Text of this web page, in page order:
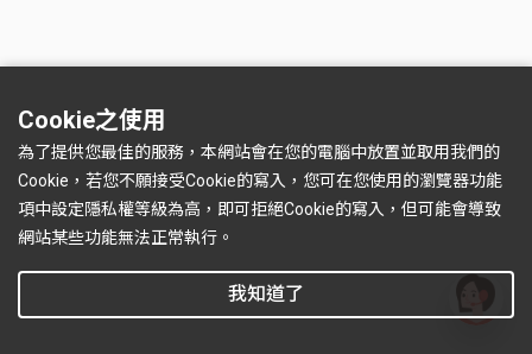
Cookie之使用
為了提供您最佳的服務，本網站會在您的電腦中放置並取用我們的
Cookie，若您不願接受Cookie的寫入，您可在您使用的瀏覽器功能
項中設定隱私權等級為高，即可拒絕Cookie的寫入，但可能會導致
網站某些功能無法正常執行。
我知道了